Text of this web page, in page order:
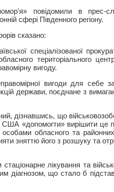
повідомили в прес-
сфері Південного регіону.
сказано:
спеціалізованої
територіального
вигоду.
вигоди для себе
держави, поєднане з
дізнавшись, що
«допомогти» вирішити це
особами обласного та
зняттю його з розшуку та
лікування та
діагнозом, що стало б